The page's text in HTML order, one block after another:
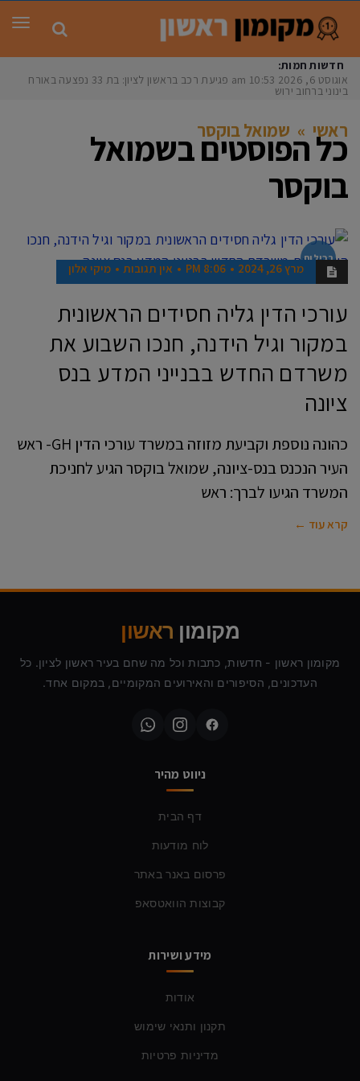
חדשות חמות:
אוגוסט 6, 2026
10:53 am פגיעת רכב בראשון לציון: בת 33 נפצעה באורח
בינוני ברחוב ירושל
ראשי » שמואל בוקסר
כל הפוסטים בשמואל
בוקסר
רכילות
מרץ 26, 2024 8:06 PM אין תגובות מיקי אלון
עורכי הדין גליה חסידים הראשונית
במקור וגיל הידנה, חנכו השבוע את
משרדם החדש בבנייני המדע בנס
ציונה
כהונה נוספת וקביעת מזוזה במשרד עורכי הדין GH- ראש
העיר הנכנס בנס-ציונה, שמואל בוקסר הגיע לחניכת
המשרד הגיעו לברך: ראש
קרא עוד ←
מקומון ראשון
מקומון ראשון - חדשות, כתבות וכל מה שחם בעיר ראשון לציון. כל
העדכונים, הסיפורים והאירועים המקומיים, במקום אחד.
ניווט מהיר
דף הבית
לוח מודעות
פרסום באנר באתר
קבוצות הוואטסאפ
מידע ושירות
אודות
תקנון ותנאי שימוש
מדיניות פרטיות